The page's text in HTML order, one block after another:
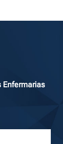
Enfermarias